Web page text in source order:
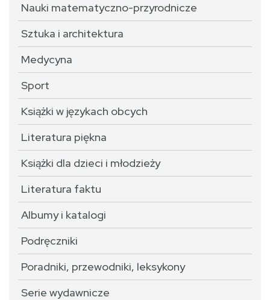
Nauki matematyczno-przyrodnicze
Sztuka i architektura
Medycyna
Sport
Książki w językach obcych
Literatura piękna
Książki dla dzieci i młodzieży
Literatura faktu
Albumy i katalogi
Podręczniki
Poradniki, przewodniki, leksykony
Serie wydawnicze